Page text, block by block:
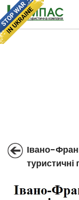
Івано-
туристичні